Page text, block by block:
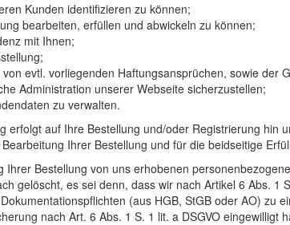
Kunden identifizieren zu können;
bearbeiten, erfüllen und abwickeln zu können;
mit Ihnen;
evtl. vorliegenden Haftungsansprüchen, sowie der
Administration unserer Webseite sicherzustellen;
zu verwalten.
erfolgt auf Ihre Bestellung und/oder Registrierung hin
Ihrer Bestellung und für die beidseitige
Ihrer Bestellung von uns erhobenen
gelöscht, es sei denn, dass wir nach Artikel 6 Abs. 1
(aus HGB, StGB oder AO) zu
nach Art. 6 Abs. 1 S. 1 lit. a DSGVO eingewilligt